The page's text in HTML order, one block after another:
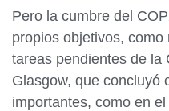
Pero la cumbre del
propios objetivos,
tareas pendientes de la
Glasgow, que concluyó
importantes, como en